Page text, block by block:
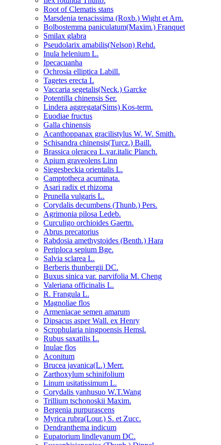
Root of Clematis stans
Marsdenia tenacissima (Roxb.) Wight et Arn.
Bolbostemma paniculatum(Maxim.) Franquet
Smilax glabra
Pseudolarix amabilis(Nelson) Rehd.
Inula helenium L.
Ipecacuanha
Ochrosia elliptica Labill.
Tagetes erecta L
Vaccaria segetalis(Neck.) Garcke
Potentilla chinensis Ser.
Lindera aggregata(Sims) Kos-term.
Euodiae fructus
Galla chinensis
Acanthoppanax gracilistylus W. W. Smith.
Schisandra chinensis(Turcz.) Baill.
Brassica oleracea L.var.italic Planch.
Apium graveolens Linn
Siegesbeckia orientalis L.
Camptotheca acuminata.
Asari radix et rhizoma
Prunella vulgaris L.
Corydalis decumbens (Thunb.) Pers.
Agrimonia pilosa Ledeb.
Curculigo orchioides Gaertn.
Abrus precatorius
Rabdosia amethystoides (Benth.) Hara
Periploca sepium Bge.
Salvia sclarea L.
Berberis thunbergii DC.
Buxus sinica var. parvifolia M. Cheng
Valeriana officinalis L.
R. Frangula L.
Magnoliae flos
Armeniacae semen amarum
Dipsacus asper Wall. ex Henry
Scrophularia ningpoensis Hemsl.
Rubus saxatilis L.
Inulae flos
Aconitum
Brucea javanica(L.) Merr.
Zarthoxylum schinifolium
Linum usitatissimum L.
Corydalis yanhusuo W.T.Wang
Trillium tschonoskii Maxim.
Bergenia purpurascens
Myrica rubra(Lour.) S. et Zucc.
Dendranthema indicum
Eupatorium lindleyanum DC.